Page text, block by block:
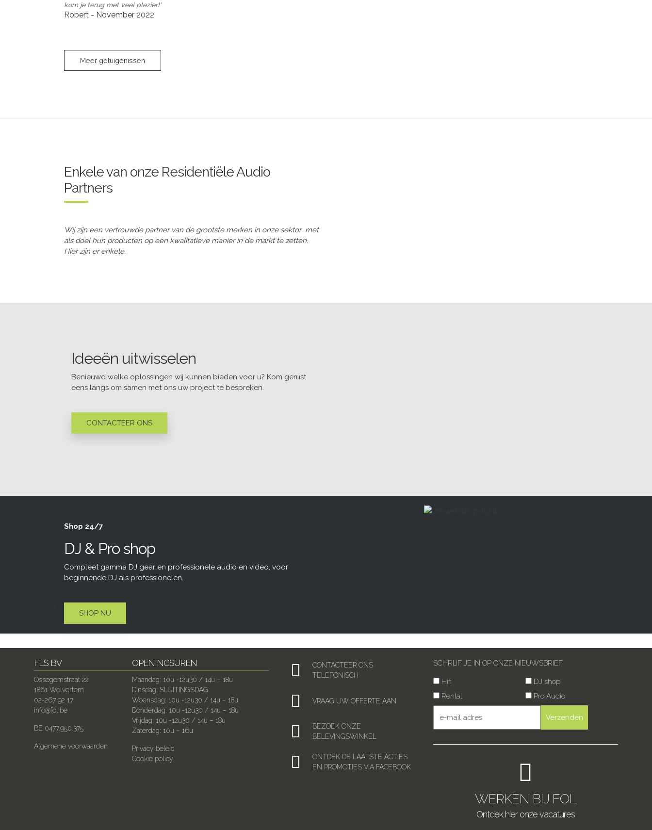
kom je terug met veel plezier!'
Robert - November 2022
Meer getuigenissen
Enkele van onze Residentiële Audio
Partners
Wij zijn een vertrouwde partner van de grootste merken in onze sektor met
als doel hun producten op een kwalitatieve manier in de markt te zetten.
Hier zijn er enkele.
Ideeën uitwisselen
Benieuwd welke oplossingen wij kunnen bieden voor u? Kom gerust
eens langs om samen met ons uw project te bespreken.
CONTACTEER ONS
Shop 24/7
DJ & Pro shop
Compleet gamma DJ gear en professionele audio en video, voor
beginnende DJ als professionelen.
SHOP NU
FLS BV
Ossegemstraat 22
1861 Wolvertem
02-267 92 17
info@fol.be
BE 0477.950.375
Algemene voorwaarden
OPENINGSUREN
Maandag: 10u -12u30 / 14u – 18u
Dinsdag: SLUITINGSDAG
Woensdag: 10u -12u30 / 14u – 18u
Donderdag: 10u -12u30 / 14u – 18u
Vrijdag: 10u -12u30 / 14u – 18u
Zaterdag: 10u – 16u
Privacy beleid
Cookie policy
CONTACTEER ONS
TELEFONISCH
VRAAG UW OFFERTE AAN
BEZOEK ONZE
BELEVINGSWINKEL
ONTDEK DE LAATSTE ACTIES
EN PROMOTIES VIA FACEBOOK
SCHRIJF JE IN OP ONZE NIEUWSBRIEF
Hifi
DJ shop
Rental
Pro Audio
WERKEN BIJ FOL
Ontdek hier onze vacatures